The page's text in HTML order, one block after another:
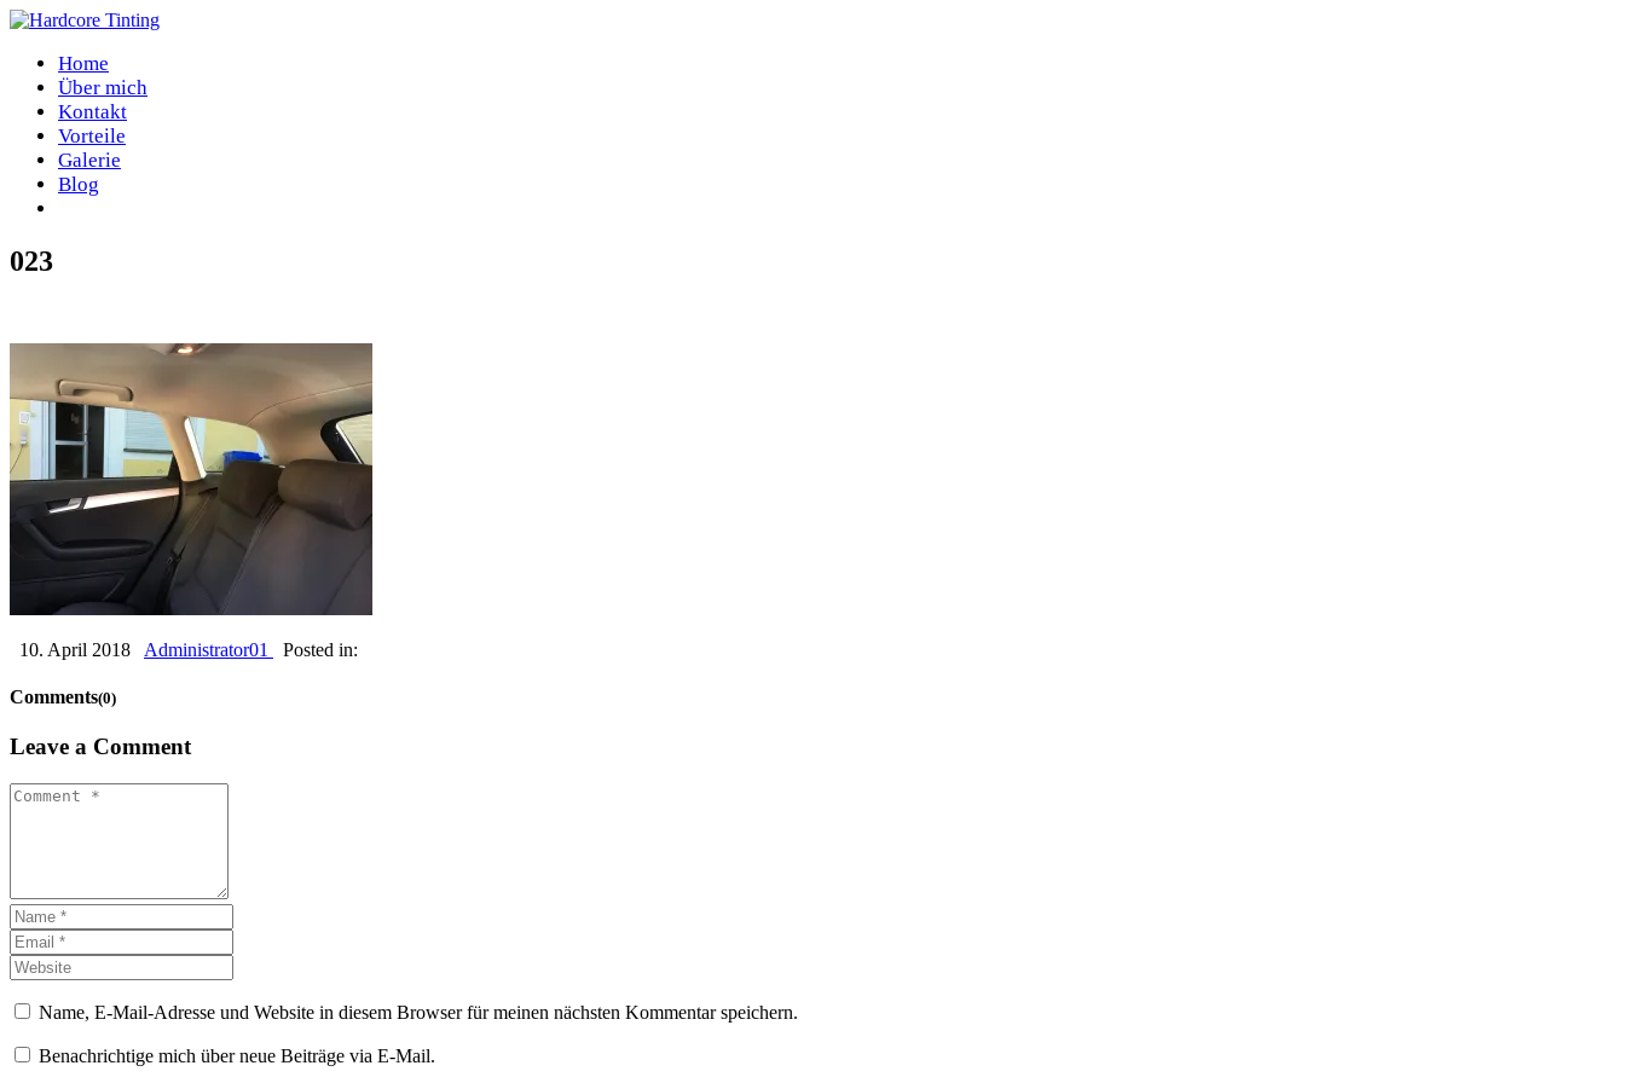
Home
Über mich
Kontakt
Vorteile
Galerie
Blog
023
10. April 2018 Administrator01 Posted in:
Comments(0)
Leave a Comment
Name, E-Mail-Adresse und Website in diesem Browser für meinen nächsten Kommentar speichern.
Benachrichtige mich über neue Beiträge via E-Mail.